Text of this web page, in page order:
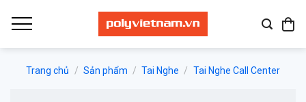
qua
Trang chủ / Sản phẩm / Tai Nghe / Tai Nghe Call Center